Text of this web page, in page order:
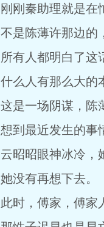
刚刚秦助理就是在
不是陈薄许那边的
所有人都明白了这
什么人有那么大的
这是一场阴谋，陈
想到最近发生的事
云昭昭眼神冰冷
她没有再想下去。
此时，傅家，傅家